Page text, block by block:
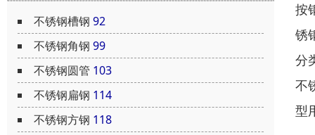
不锈钢槽钢 92
不锈钢角钢 99
不锈钢圆管 103
不锈钢扁钢 114
不锈钢方钢 118
按
锈
分
不
型